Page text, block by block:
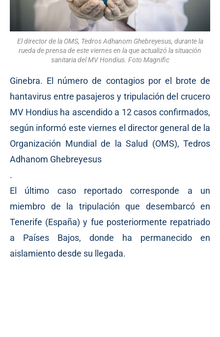
El director de la OMS, Tedros Adhanom Ghebreyesus, durante la
rueda de prensa de este viernes en la que actualizó la situación
sanitaria del MV Hondius. Foto Magnific
Ginebra. El número de contagios por el brote de
hantavirus entre pasajeros y tripulación del crucero
MV Hondius ha ascendido a 12 casos confirmados,
según informó este viernes el director general de la
Organización Mundial de la Salud (OMS), Tedros
Adhanom Ghebreyesus
.
El último caso reportado corresponde a un
miembro de la tripulación que desembarcó en
Tenerife (España) y fue posteriormente repatriado
a Países Bajos, donde ha permanecido en
aislamiento desde su llegada.